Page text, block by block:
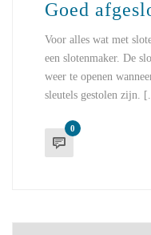
Goed
Voor alles wat met
een slotenmaker. De
weer te openen
sleutels gestolen zijn.
0